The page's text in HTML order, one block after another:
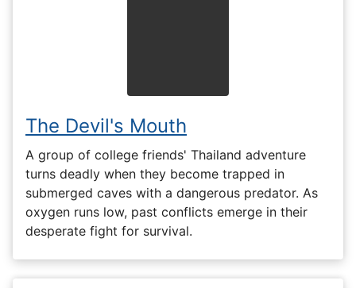
The Devil's Mouth
A group of college friends' Thailand adventure
turns deadly when they become trapped in
submerged caves with a dangerous predator. As
oxygen runs low, past conflicts emerge in their
desperate fight for survival.